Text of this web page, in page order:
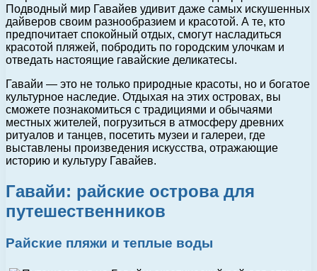
Подводный мир Гавайев удивит даже самых искушенных
дайверов своим разнообразием и красотой. А те, кто
предпочитает спокойный отдых, смогут насладиться
красотой пляжей, побродить по городским улочкам и
отведать настоящие гавайские деликатесы.
Гавайи — это не только природные красоты, но и богатое
культурное наследие. Отдыхая на этих островах, вы
сможете познакомиться с традициями и обычаями
местных жителей, погрузиться в атмосферу древних
ритуалов и танцев, посетить музеи и галереи, где
выставлены произведения искусства, отражающие
историю и культуру Гавайев.
Гавайи: райские острова для
путешественников
Райские пляжи и теплые воды